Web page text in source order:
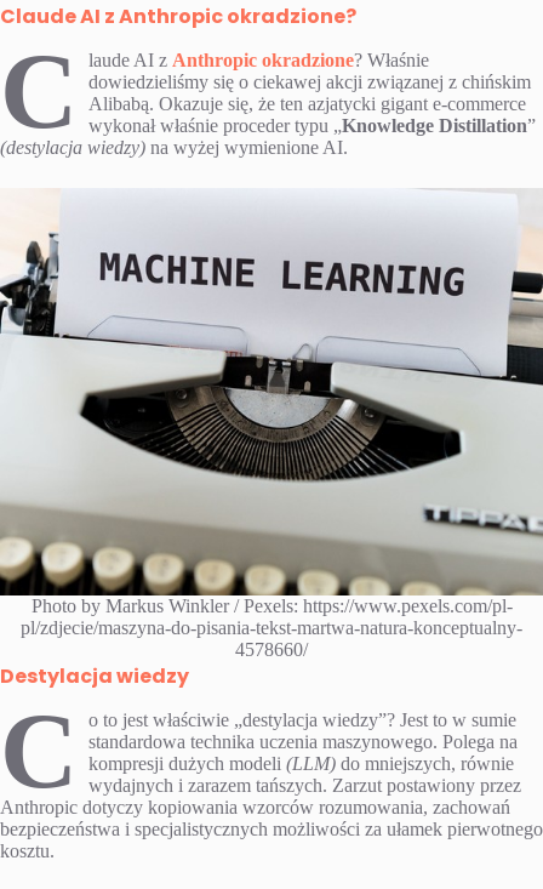
Claude AI z Anthropic okradzione?
C laude AI z Anthropic okradzione? Właśnie
dowiedzieliśmy się o ciekawej akcji związanej z chińskim
Alibabą. Okazuje się, że ten azjatycki gigant e-commerce
wykonał właśnie proceder typu „Knowledge Distillation”
(destylacja wiedzy) na wyżej wymienione AI.
Photo by Markus Winkler / Pexels: https://www.pexels.com/pl-
pl/zdjecie/maszyna-do-pisania-tekst-martwa-natura-konceptualny-
4578660/
Destylacja wiedzy
C
o to jest właściwie „destylacja wiedzy”? Jest to w sumie
standardowa technika uczenia maszynowego. Polega na
kompresji dużych modeli (LLM)do mniejszych, równie
wydajnych i zarazem tańszych. Zarzut postawiony przez
Anthropic dotyczy kopiowania wzorców rozumowania, zachowań
bezpieczeństwa i specjalistycznych możliwości za ułamek pierwotnego
kosztu.